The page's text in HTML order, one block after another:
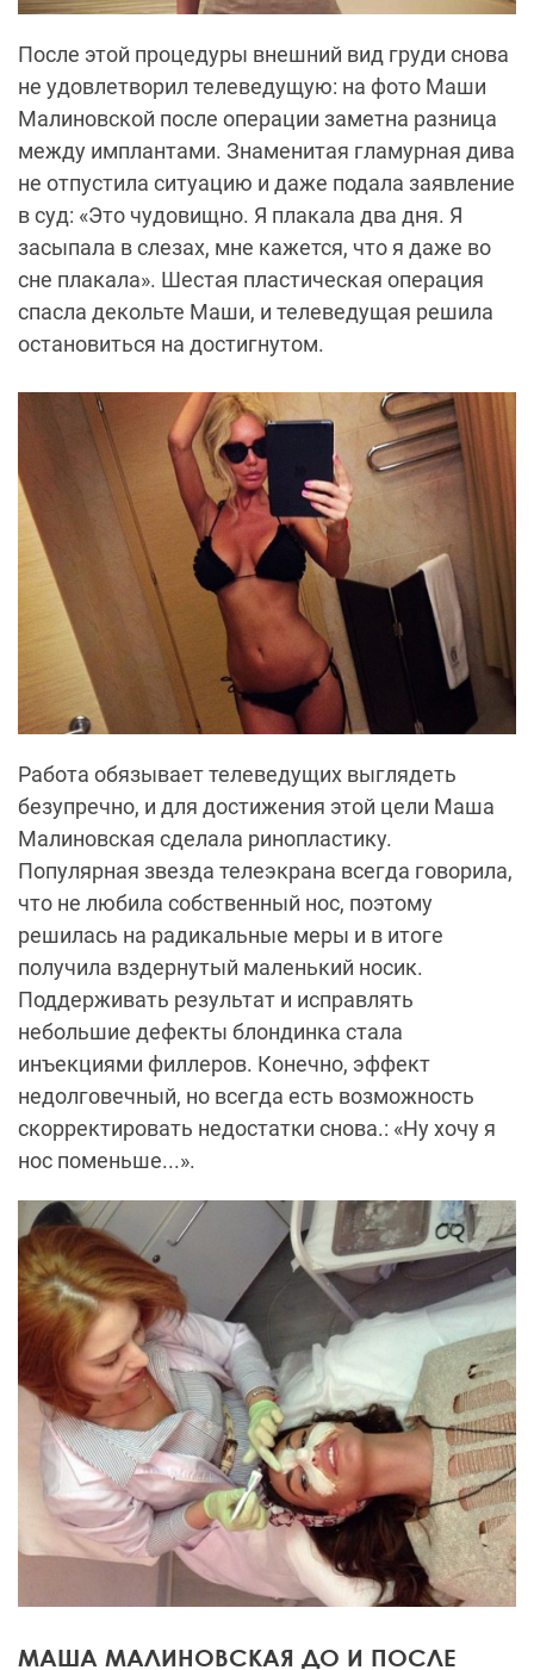
После этой процедуры внешний вид груди снова
не удовлетворил телеведущую: на фото Маши
Малиновской после операции заметна разница
между имплантами. Знаменитая гламурная дива
не отпустила ситуацию и даже подала заявление
в суд: «Это чудовищно. Я плакала два дня. Я
засыпала в слезах, мне кажется, что я даже во
сне плакала». Шестая пластическая операция
спасла декольте Маши, и телеведущая решила
остановиться на достигнутом.
Работа обязывает телеведущих выглядеть
безупречно, и для достижения этой цели Маша
Малиновская сделала ринопластику.
Популярная звезда телеэкрана всегда говорила,
что не любила собственный нос, поэтому
решилась на радикальные меры и в итоге
получила вздернутый маленький носик.
Поддерживать результат и исправлять
небольшие дефекты блондинка стала
инъекциями филлеров. Конечно, эффект
недолговечный, но всегда есть возможность
скорректировать недостатки снова.: «Ну хочу я
нос поменьше...».
МАША МАЛИНОВСКАЯ ДО И ПОСЛЕ